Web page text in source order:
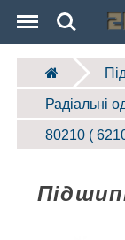
Search
Радіальні
80210 (